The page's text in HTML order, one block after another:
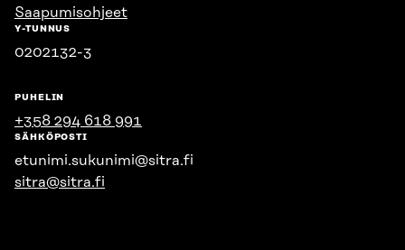
Saapumisohjeet
Y-TUNNUS
0202132-3
PUHELIN
+358 294 618 991
SÄHKÖPOSTI
etunimi.sukunimi@sitra.fi
sitra@sitra.fi